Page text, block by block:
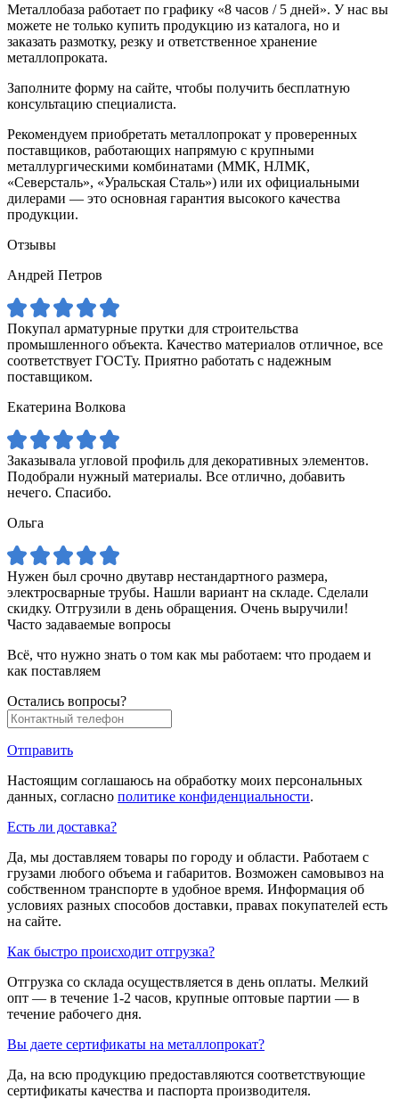
Металлобаза работает по графику «8 часов / 5 дней». У нас вы
можете не только купить продукцию из каталога, но и
заказать размотку, резку и ответственное хранение
металлопроката.
Заполните форму на сайте, чтобы получить бесплатную
консультацию специалиста.
Рекомендуем приобретать металлопрокат у проверенных
поставщиков, работающих напрямую с крупными
металлургическими комбинатами (ММК, НЛМК,
«Северсталь», «Уральская Сталь») или их официальными
дилерами — это основная гарантия высокого качества
продукции.
Отзывы
Андрей Петров
Покупал арматурные прутки для строительства
промышленного объекта. Качество материалов отличное, все
соответствует ГОСТу. Приятно работать с надежным
поставщиком.
Екатерина Волкова
Заказывала угловой профиль для декоративных элементов.
Подобрали нужный материалы. Все отлично, добавить
нечего. Спасибо.
Ольга
Нужен был срочно двутавр нестандартного размера,
электросварные трубы. Нашли вариант на складе. Сделали
скидку. Отгрузили в день обращения. Очень выручили!
Часто задаваемые вопросы
Всё, что нужно знать о том как мы работаем: что продаем и
как поставляем
Остались вопросы?
Отправить
Настоящим соглашаюсь на обработку моих персональных
данных, согласно политике конфиденциальности.
Есть ли доставка?
Да, мы доставляем товары по городу и области. Работаем с
грузами любого объема и габаритов. Возможен самовывоз на
собственном транспорте в удобное время. Информация об
условиях разных способов доставки, правах покупателей есть
на сайте.
Как быстро происходит отгрузка?
Отгрузка со склада осуществляется в день оплаты. Мелкий
опт — в течение 1-2 часов, крупные оптовые партии — в
течение рабочего дня.
Вы даете сертификаты на металлопрокат?
Да, на всю продукцию предоставляются соответствующие
сертификаты качества и паспорта производителя.